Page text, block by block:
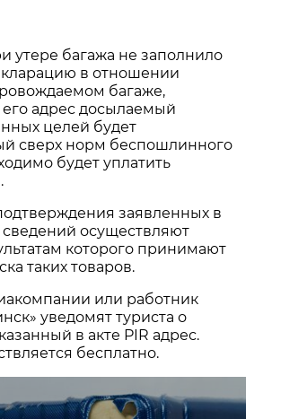
утере багажа не заполнило
в отношении
багаже,
адрес досылаемый
целей будет
сверх норм беспошлинного
будет уплатить
заявленных в
осуществляют
которого принимают
таких товаров.
или работник
уведомят туриста о
в акте PIR адрес.
бесплатно.